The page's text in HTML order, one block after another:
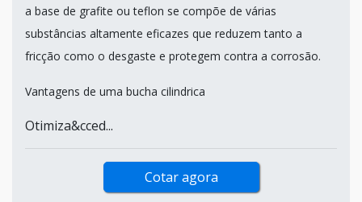
a base de grafite ou teflon se compõe de várias
substâncias altamente eficazes que reduzem tanto a
fricção como o desgaste e protegem contra a corrosão.
Vantagens de uma bucha cilindrica
Otimiza&cced...
Cotar agora